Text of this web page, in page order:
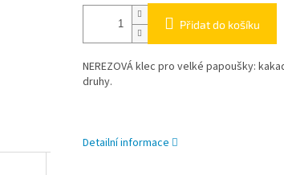
Přidat do košíku
NEREZOVÁ klec pro velké papoušky:
druhy.
Detailní informace